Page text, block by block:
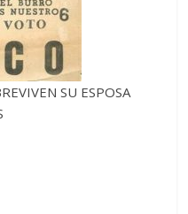
SU ESPOSA